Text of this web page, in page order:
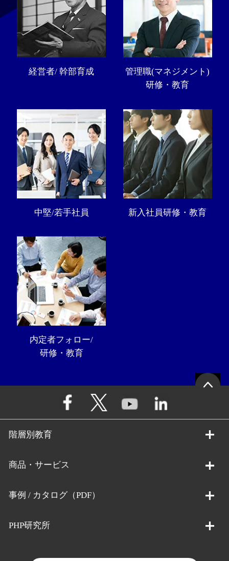
経営者/ 幹部育成
管理職(マネジメント)
研修・教育
中堅/若手社員 新入社員研修・教育
内定者フォロー/
研修・教育
階層別教育
商品・サービス
事例 / カタログ（PDF）
PHP研究所